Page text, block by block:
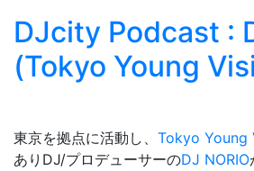
DJcity Podcast :
(Tokyo Young
東京を拠点に活動し、 Tokyo Young
ありDJ/プロデューサーのDJ NORIO